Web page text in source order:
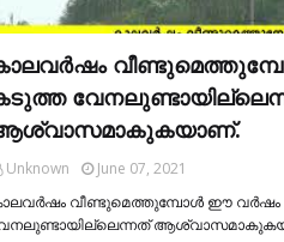
Unknown
June 07, 2021
വീണ്ടുമെത്തുമ്പോള്‍ ഈ